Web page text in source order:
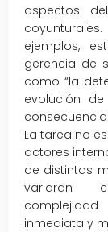
aspectos
ejemplos,
gerencia de
como “la
evolución
La tarea no
actores
de distintas
variaran
inmediata y